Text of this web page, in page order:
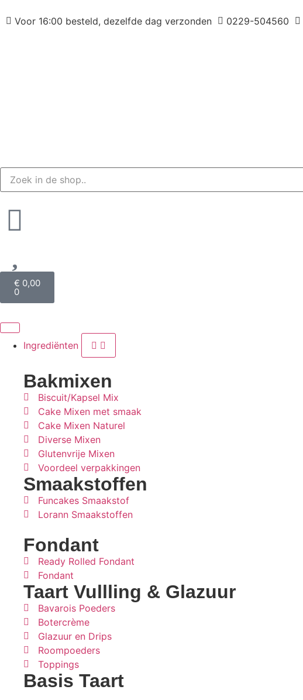
Voor 16:00 besteld, dezelfde dag verzonden 0229-504560
€ 0,00
0
Ingrediënten
Bakmixen
Biscuit/Kapsel Mix
Cake Mixen met smaak
Cake Mixen Naturel
Diverse Mixen
Glutenvrije Mixen
Voordeel verpakkingen
Smaakstoffen
Funcakes Smaakstof
Lorann Smaakstoffen
Fondant
Ready Rolled Fondant
Fondant
Taart Vullling & Glazuur
Bavarois Poeders
Botercrème
Glazuur en Drips
Roompoeders
Toppings
Basis Taart